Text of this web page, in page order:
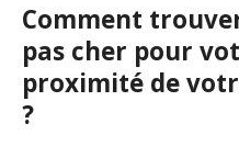
Comment
pas cher pour
proximité de
?